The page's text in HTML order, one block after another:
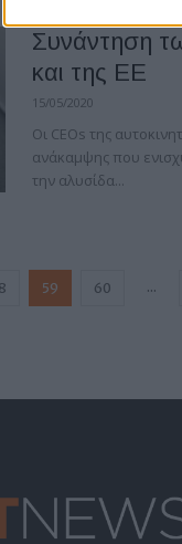
Συνάντηση
και της ΕΕ
15/05/2020
Οι CEOs της
ανάκαμψης που
την αλυσίδα...
59 60 ...